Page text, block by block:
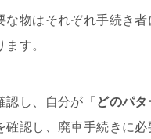
な物はそれぞれ手続き者
ます。
認し、自分が「 どのパタ
確認し、廃車手続きに